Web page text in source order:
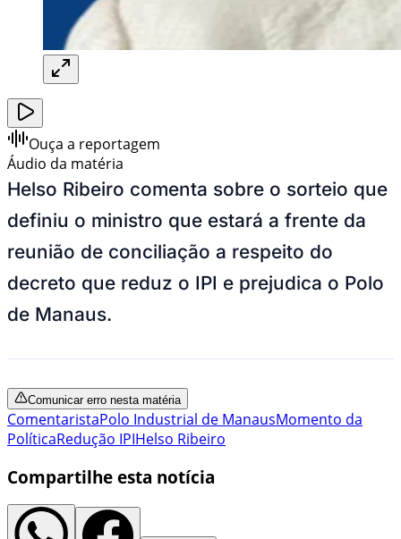
Ouça a reportagem
Áudio da matéria
Helso Ribeiro comenta sobre o sorteio que
definiu o ministro que estará a frente da
reunião de conciliação a respeito do
decreto que reduz o IPI e prejudica o Polo
de Manaus.
Comunicar erro nesta matéria
ComentaristaPolo Industrial de ManausMomento da
PolíticaRedução IPIHelso Ribeiro
Compartilhe esta notícia